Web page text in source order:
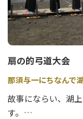
ブラウン）からお
②金輪山 明静寺
・販売物 色紙 1
※販売時間や詳細に
0288-22-1525
【おすすめモデル
扇の的弓道大会
那須与一にちなんで
故事にならい、湖
す。